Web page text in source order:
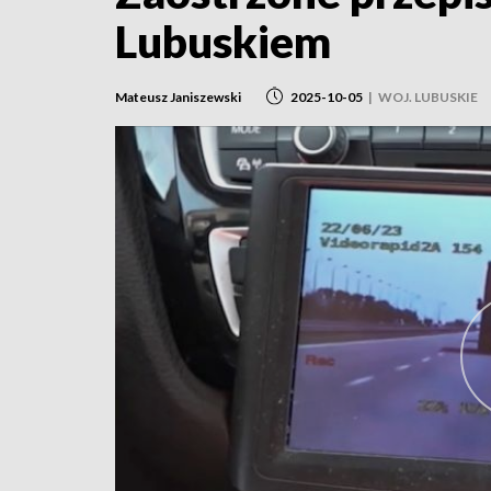
Lubuskiem
Mateusz Janiszewski 2025-10-05 | WOJ. LUBUSKIE